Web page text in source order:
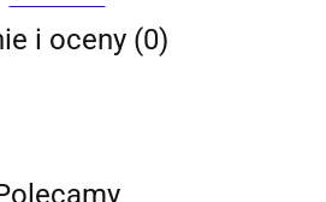
i oceny (0)